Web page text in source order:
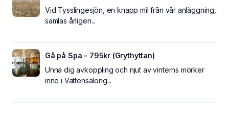
Vid Tysslingesjön, en knapp mil från vår anläggning,
samlas årligen...
Gå på Spa - 795kr (Grythyttan)
Unna dig avkoppling och njut av vinterns mörker
inne i Vattensalong...